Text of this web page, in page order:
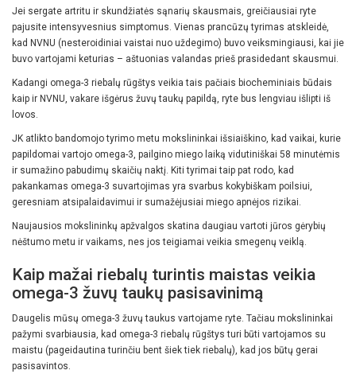
Jei sergate artritu ir skundžiatės sąnarių skausmais, greičiausiai ryte
pajusite intensyvesnius simptomus. Vienas prancūzų tyrimas atskleidė,
kad NVNU (nesteroidiniai vaistai nuo uždegimo) buvo veiksmingiausi, kai jie
buvo vartojami keturias – aštuonias valandas prieš prasidedant skausmui.
Kadangi omega-3 riebalų rūgštys veikia tais pačiais biocheminiais būdais
kaip ir NVNU, vakare išgėrus žuvų taukų papildą, ryte bus lengviau išlipti iš
lovos.
JK atlikto bandomojo tyrimo metu mokslininkai išsiaiškino, kad vaikai, kurie
papildomai vartojo omega-3, pailgino miego laiką vidutiniškai 58 minutėmis
ir sumažino pabudimų skaičių naktį. Kiti tyrimai taip pat rodo, kad
pakankamas omega-3 suvartojimas yra svarbus kokybiškam poilsiui,
geresniam atsipalaidavimui ir sumažėjusiai miego apnėjos rizikai.
Naujausios mokslininkų apžvalgos skatina daugiau vartoti jūros gėrybių
nėštumo metu ir vaikams, nes jos teigiamai veikia smegenų veiklą.
Kaip mažai riebalų turintis maistas veikia
omega-3 žuvų taukų pasisavinimą
Daugelis mūsų omega-3 žuvų taukus vartojame ryte. Tačiau mokslininkai
pažymi svarbiausia, kad omega-3 riebalų rūgštys turi būti vartojamos su
maistu (pageidautina turinčiu bent šiek tiek riebalų), kad jos būtų gerai
pasisavintos.